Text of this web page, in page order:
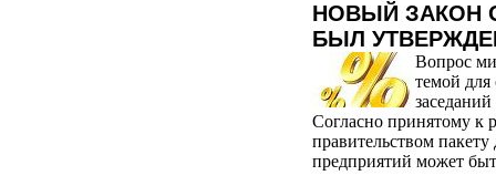
НОВЫЙ ЗАКОН
БЫЛ
Вопрос
темой
Согласно принятому к
правительством
предприятий может